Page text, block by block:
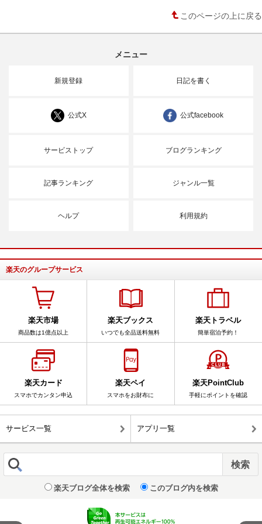
このページの上に戻る
メニュー
新規登録 日記を書く
公式X 公式facebook
サービストップ ブログランキング
記事ランキング ジャンル一覧
ヘルプ 利用規約
楽天のグループサービス
楽天市場
商品数は1億点以上
楽天ブックス
いつでも全品送料無料
楽天トラベル
簡単宿泊予約！
楽天カード
スマホでカンタン申込
楽天ペイ
スマホをお財布に
楽天PointClub
手軽にポイントを確認
サービス一覧 アプリ一覧
楽天ブログ全体を検索 このブログ内を検索